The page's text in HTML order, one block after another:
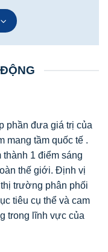
phần đưa giá trị của
mang tầm quốc tế .
1 điểm sáng
thế giới. Định vị
trường phân phối
tiêu cụ thể và cam
trong lĩnh vực của